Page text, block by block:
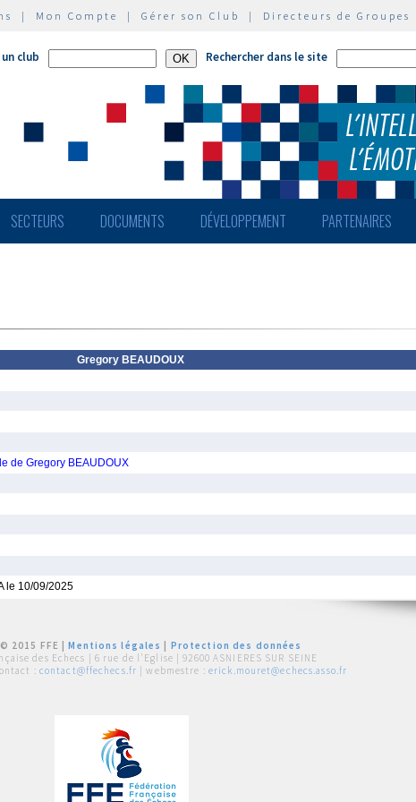
| Mon Compte | Gérer son Club | Directeurs de Groupes
club Rechercher dans le site
SECTEURS DOCUMENTS DÉVELOPPEMENT PARTENAIRES
Gregory BEAUDOUX
de Gregory BEAUDOUX
le 10/09/2025
2015 FFE |Mentions légales
Protection des données
des Echecs | 6 rue de l'Eglise | 92600 ASNIERES SUR SEINE
: contact@ffechecs.fr | webmestre : erick.mouret@echecs.asso.fr